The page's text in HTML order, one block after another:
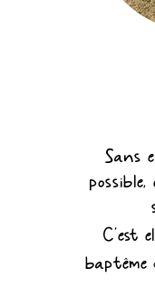
Sans
C'est